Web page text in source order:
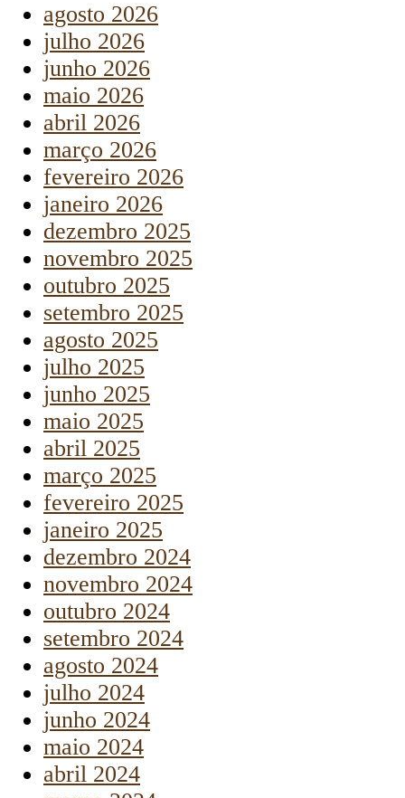
agosto 2026
julho 2026
junho 2026
maio 2026
abril 2026
março 2026
fevereiro 2026
janeiro 2026
dezembro 2025
novembro 2025
outubro 2025
setembro 2025
agosto 2025
julho 2025
junho 2025
maio 2025
abril 2025
março 2025
fevereiro 2025
janeiro 2025
dezembro 2024
novembro 2024
outubro 2024
setembro 2024
agosto 2024
julho 2024
junho 2024
maio 2024
abril 2024